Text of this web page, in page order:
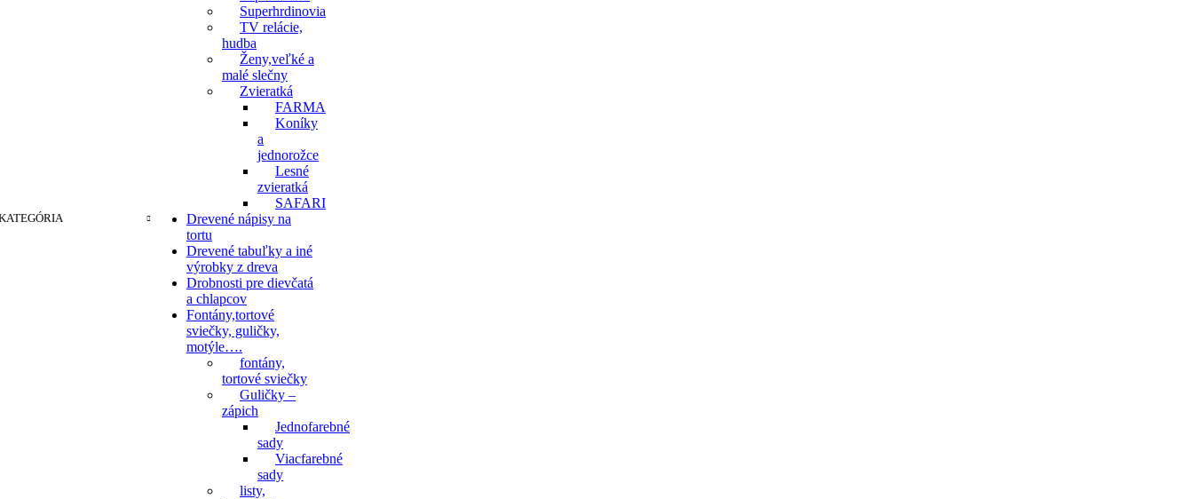
Superhrdinovia
TV relácie,
hudba
Ženy,veľké a
malé slečny
Zvieratká
FARMA
Koníky
a
jednorožce
Lesné
zvieratká
SAFARI
Drevené nápisy na
tortu
Drevené tabuľky a iné
výrobky z dreva
Drobnosti pre dievčatá
a chlapcov
Fontány,tortové
sviečky, guličky,
motýle….
fontány,
tortové sviečky
Guličky –
zápich
Jednofarebné
sady
Viacfarebné
sady
listy,